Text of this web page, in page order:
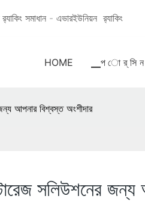
সমাধান - এভারইউনিয়ন র‍্যাকিং
HOME ▁প ো র্ সি ন
আপনার বিশ্বস্ত অংশীদার
সলিউশনের